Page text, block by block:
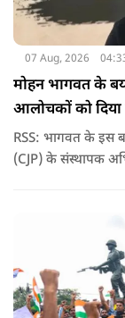
07 Aug, 2026
मोहन भागवत के
आलोचकों को
RSS: भागवत के इस बयान के अगले ही दिन 'कॉकरोच जनता पार्टी'
(CJP) के संस्थापक